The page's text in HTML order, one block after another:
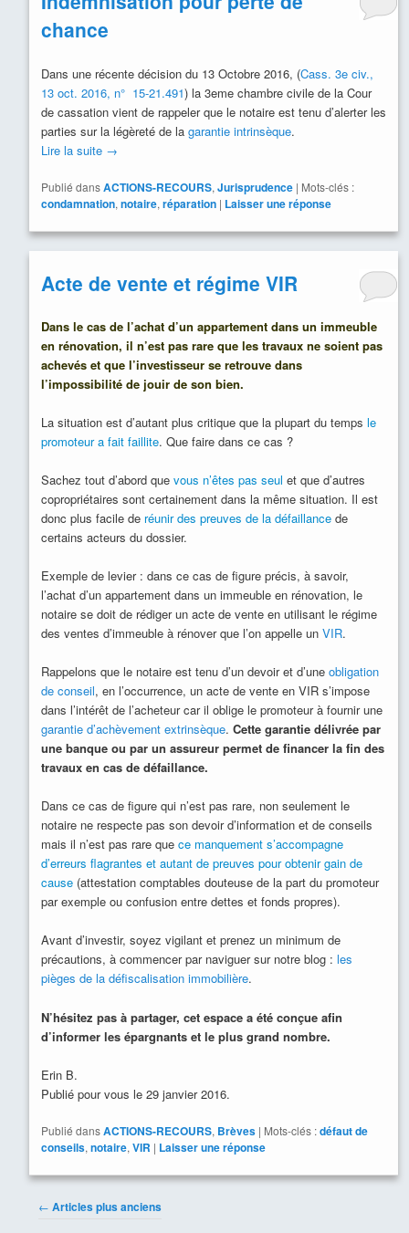
chance
Dans une récente décision du 13 Octobre 2016, (Cass. 3e civ.,
13 oct. 2016, n° 15-21.491) la 3eme chambre civile de la Cour
de cassation vient de rappeler que le notaire est tenu d’alerter les
parties sur la légèreté de la garantie intrinsèque.
Lire la suite →
Publié dansACTIONS-RECOURS, Jurisprudence | Mots-clés :
condamnation, notaire, réparation | Laisser une réponse
Acte de vente et régime VIR
Dans le cas de l’achat d’un appartement dans un immeuble
en rénovation, il n’est pas rare que les travaux ne soient pas
achevés et que l’investisseur se retrouve dans
l’impossibilité de jouir de son bien.
La situation est d’autant plus critique que la plupart du temps le
promoteur a fait faillite. Que faire dans ce cas ?
Sachez tout d’abord que vous n’êtes pas seul et que d’autres
copropriétaires sont certainement dans la même situation. Il est
donc plus facile de réunir des preuves de la défaillancede
certains acteurs du dossier.
Exemple de levier : dans ce cas de figure précis, à savoir,
l’achat d’un appartement dans un immeuble en rénovation, le
notaire se doit de rédiger un acte de vente en utilisant le régime
des ventes d’immeuble à rénover que l’on appelle un VIR.
Rappelons que le notaire est tenu d’un devoir et d’une obligation
de conseil, en l’occurrence, un acte de vente en VIR s’impose
dans l’intérêt de l’acheteur car il oblige le promoteur à fournir une
garantie d’achèvement extrinsèque. Cette garantie délivrée par
une banque ou par un assureur permet de financer la fin des
travaux en cas de défaillance.
Dans ce cas de figure qui n’est pas rare, non seulement le
notaire ne respecte pas son devoir d’information et de conseils
mais il n’est pas rare que ce manquement s’accompagne
d’erreurs flagrantes et autant de preuves pour obtenir gain de
cause(attestation comptables douteuse de la part du promoteur
par exemple ou confusion entre dettes et fonds propres).
Avant d’investir, soyez vigilant et prenez un minimum de
précautions, à commencer par naviguer sur notre blog : les
pièges de la défiscalisation immobilière.
N’hésitez pas à partager, cet espace a été conçue afin
d’informer les épargnants et le plus grand nombre.
Erin B.
Publié pour vous le 29 janvier 2016.
Publié dansACTIONS-RECOURS, Brèves | Mots-clés :défaut de
conseils, notaire, VIR | Laisser une réponse
Navigation
← Articles plus anciens